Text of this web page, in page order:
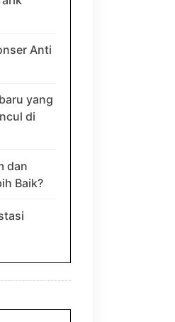
Anti
yang
di
dan
Baik?